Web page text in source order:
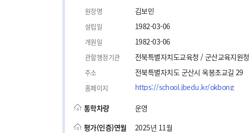
원장명 김보민
설립일 1982-03-06
개원일 1982-03-06
관할행정기관 전북특별자치도교육청 / 군산교육지원청
주소 전북특별자치도 군산시 옥봉초교길 29
홈페이지 https://school.jbedu.kr/okbong
통학차량
운영
평가(인증)연월
2025년 11월